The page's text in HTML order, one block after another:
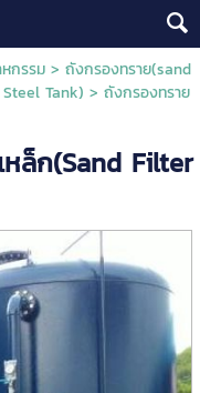
กรรม> ถังกรองทราย(sand
Tank) > ถังกรองทราย
ล็ก(Sand Filter